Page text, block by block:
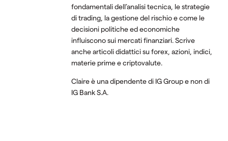
fondamentali dell’analisi tecnica, le strategie
di trading, la gestione del rischio e come le
decisioni politiche ed economiche
influiscono sui mercati finanziari. Scrive
anche articoli didattici su forex, azioni, indici,
materie prime e criptovalute.
Claire è una dipendente di IG Group e non di
IG Bank S.A.